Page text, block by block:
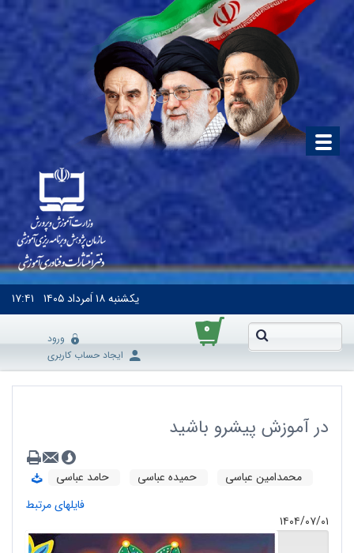
یکشنبه۱۸ اَمرداد ۱۴۰۵ ۱۷:۴۱
۰
ورود
ایجاد حساب کاربری
در آموزش پیشرو باشید
محمدامین عباسی حمیده عباسی
حامد عباسی
فایلهای مرتبط
۱۴۰۴/۰۷/۰۱